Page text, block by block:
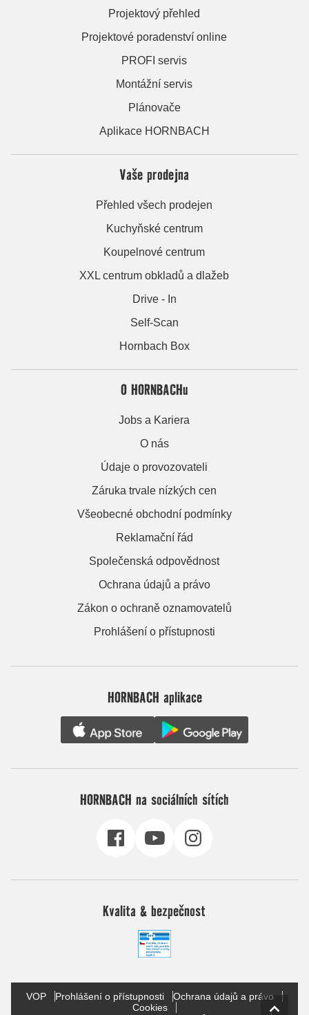
Projektový přehled
Projektové poradenství online
PROFI servis
Montážní servis
Plánovače
Aplikace HORNBACH
Vaše prodejna
Přehled všech prodejen
Kuchyňské centrum
Koupelnové centrum
XXL centrum obkladů a dlažeb
Drive - In
Self-Scan
Hornbach Box
O HORNBACHu
Jobs a Kariera
O nás
Údaje o provozovateli
Záruka trvale nízkých cen
Všeobecné obchodní podmínky
Reklamační řád
Společenská odpovědnost
Ochrana údajů a právo
Zákon o ochraně oznamovatelů
Prohlášení o přístupnosti
HORNBACH aplikace
HORNBACH na sociálních sítích
Kvalita & bezpečnost
VOP Prohlášení o přístupnosti
Ochrana údajů a právo
Cookies